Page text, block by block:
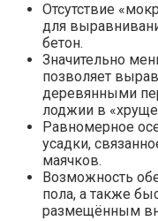
Отсутствие
для
бетон.
Значительно
позволяет
деревянными
лоджии в
Равномерное
усадки,
маячков.
Возможность
пола, а также
размещённым